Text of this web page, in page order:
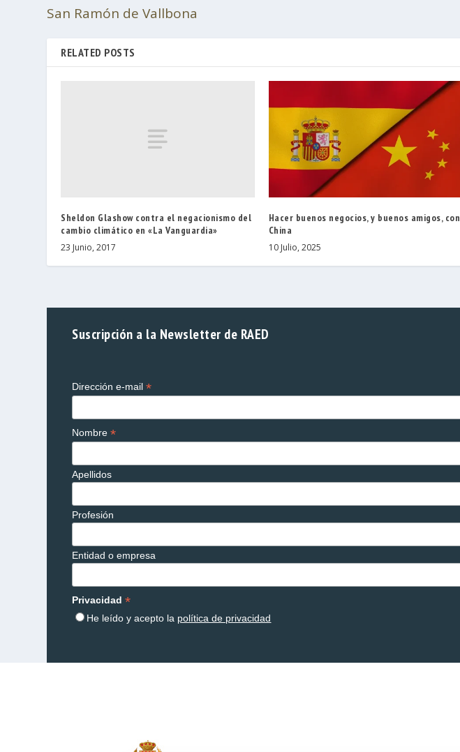
San Ramón de Vallbona
RELATED POSTS
Sheldon Glashow contra el negacionismo del
cambio climático en «La Vanguardia»
23 Junio, 2017
Hacer buenos negocios, y buenos amigos, con
China
10 Julio, 2025
Suscripción a la Newsletter de RAED
Dirección e-mail*
Nombre*
Apellidos
Profesión
Entidad o empresa
Privacidad*
He leído y acepto la política de privacidad